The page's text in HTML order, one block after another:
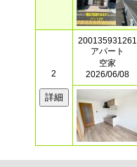
2
200135931261
アパート
空家
2026/06/08